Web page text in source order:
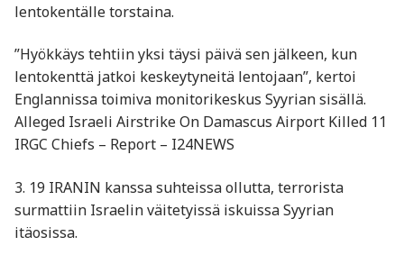
lentokentälle torstaina.
”Hyökkäys tehtiin yksi täysi päivä sen jälkeen, kun
lentokenttä jatkoi keskeytyneitä lentojaan”, kertoi
Englannissa toimiva monitorikeskus Syyrian sisällä.
Alleged Israeli Airstrike On Damascus Airport Killed 11
IRGC Chiefs – Report – I24NEWS
3. 19 IRANIN kanssa suhteissa ollutta, terrorista
surmattiin Israelin väitetyissä iskuissa Syyrian
itäosissa.